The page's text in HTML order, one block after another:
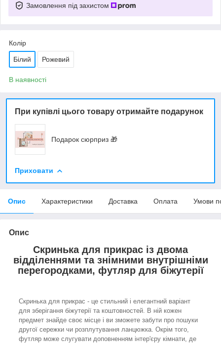
Замовлення під захистом
Колір
Білий Рожевий
В наявності
При купівлі цього товару отримайте подарунок
Подарок сюрприз 🎁
Приховати
Опис Характеристики Доставка Оплата Умови
Опис
Скринька для прикрас із двома
відділеннями та знімними внутрішніми
перегородками, футляр для біжутерії
Скринька для прикрас - це стильний і елегантний варіант
для зберігання біжутерії та коштовностей. В ній кожен
предмет знайде своє місце і ви зможете забути про пошуки
другої сережки чи розплутування ланцюжка. Окрім того,
футляр може слугувати доповненням інтер'єру кімнати, де